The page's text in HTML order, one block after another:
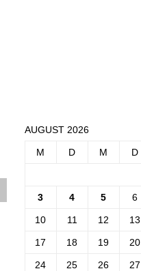
AUGUST 2026
M D M D
3 4 5 6
10 11 12 13
17 18 19 20
24 25 26 27